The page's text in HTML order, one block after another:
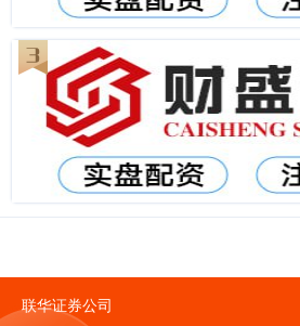
联华证券公司